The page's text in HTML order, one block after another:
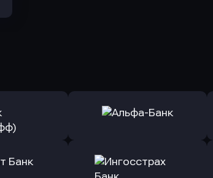
заявку
Оправить заявку
в Альфа-Банк